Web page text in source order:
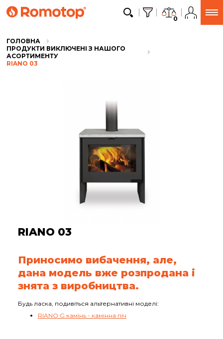
0
ГОЛОВНА
ПРОДУКТИ ВИКЛЮЧЕНІ З НАШОГО
АСОРТИМЕНТУ
RIANO 03
RIANO 03
Приносимо вибачення, але,
дана модель вже розпродана і
знята з виробництва.
Будь ласка, подивіться альтернативні моделі:
RIANO G камінь - камінна піч